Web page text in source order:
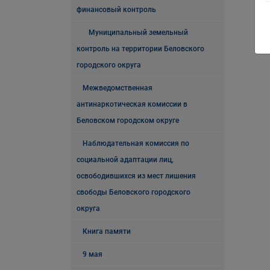
финансовый контроль
Муниципальный земельный
контроль на территории Беловского
городского округа
Межведомственная
антинаркотическая комиссии в
Беловском городском округе
Наблюдательная комиссия по
социальной адаптации лиц,
освободившихся из мест лишения
свободы Беловского городского
округа
Книга памяти
9 мая